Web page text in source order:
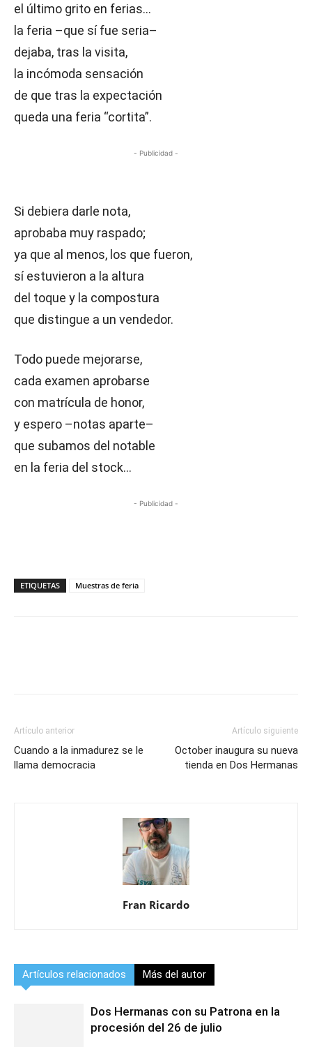
el último grito en ferias…
la feria –que sí fue seria–
dejaba, tras la visita,
la incómoda sensación
de que tras la expectación
queda una feria “cortita”.
- Publicidad -
Si debiera darle nota,
aprobaba muy raspado;
ya que al menos, los que fueron,
sí estuvieron a la altura
del toque y la compostura
que distingue a un vendedor.
Todo puede mejorarse,
cada examen aprobarse
con matrícula de honor,
y espero –notas aparte–
que subamos del notable
en la feria del stock…
- Publicidad -
ETIQUETAS Muestras de feria
Artículo anterior
Cuando a la inmadurez se le
llama democracia
Artículo siguiente
October inaugura su nueva
tienda en Dos Hermanas
Fran Ricardo
Artículos relacionados Más del autor
Dos Hermanas con su Patrona en la
procesión del 26 de julio